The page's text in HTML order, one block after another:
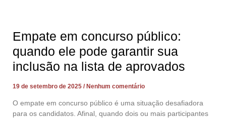
Empate em concurso público:
quando ele pode garantir sua
inclusão na lista de aprovados
19 de setembro de 2025 Nenhum comentário
O empate em concurso público é uma situação desafiadora
para os candidatos. Afinal, quando dois ou mais participantes